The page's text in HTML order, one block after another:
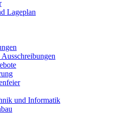
Lageplan
und Informatik